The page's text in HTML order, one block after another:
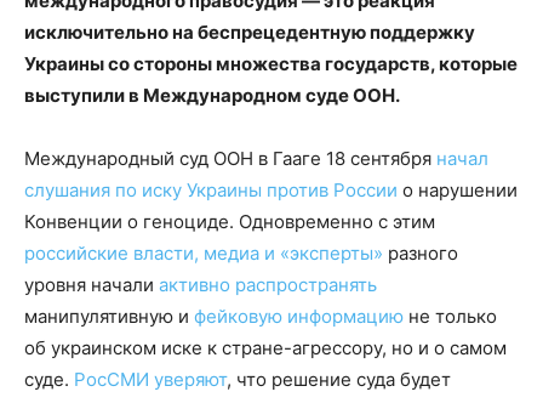
исключительно на беспрецедентную поддержку
Украины со стороны множества государств, которые
выступили в Международном суде ООН.
Международный суд ООН в Гааге 18 сентября начал
слушания по иску Украины против России о нарушении
Конвенции о геноциде. Одновременно с этим
российские власти, медиа и «эксперты» разного
уровня начали активно распространять
манипулятивную и фейковую информацию не только
об украинском иске к стране-агрессору, но и о самом
суде. РосСМИ уверяют, что решение суда будет